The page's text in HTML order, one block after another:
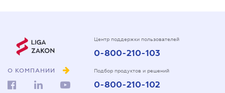
О КОМПАНИИ
Центр поддержки пользователей
0-800-210-103
Подбор продуктов и решений
0-800-210-102